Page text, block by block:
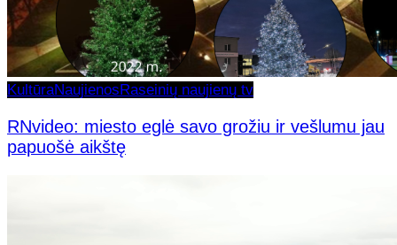
KultūraNaujienosRaseinių naujienų tv
RNvideo: miesto eglė savo grožiu ir vešlumu jau
papuošė aikštę